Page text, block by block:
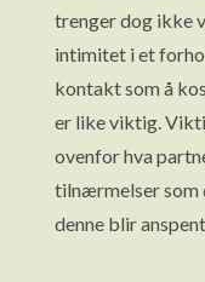
trenger dog ikke
intimitet i et
kontakt som å
er like viktig.
ovenfor hva
tilnærmelser som
denne blir